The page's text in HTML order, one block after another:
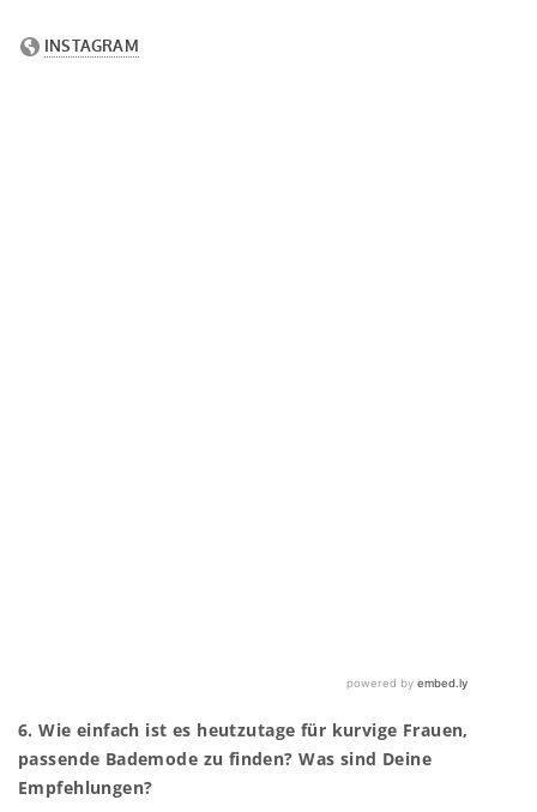
6. Wie einfach ist es heutzutage für kurvige Frauen,
passende Bademode zu finden? Was sind Deine
Empfehlungen?